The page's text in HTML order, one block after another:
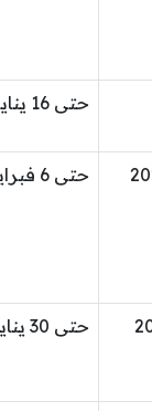
حتى 16 يناير/ كانون الثاني 2026
حتى 6 فبراير/شباط 2025
حتى 30 يناير/كانون الثاني 2025